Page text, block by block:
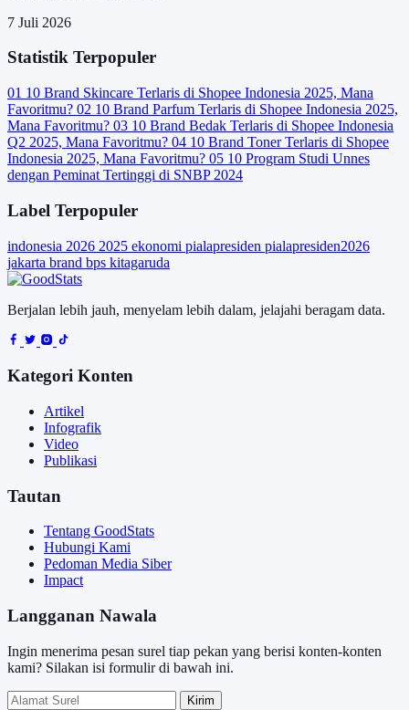
7 Juli 2026
Statistik Terpopuler
01 10 Brand Skincare Terlaris di Shopee Indonesia 2025, Mana
Favoritmu? 02 10 Brand Parfum Terlaris di Shopee Indonesia 2025,
Mana Favoritmu? 03 10 Brand Bedak Terlaris di Shopee Indonesia
Q2 2025, Mana Favoritmu? 04 10 Brand Toner Terlaris di Shopee
Indonesia 2025, Mana Favoritmu? 05 10 Program Studi Unnes
dengan Peminat Tertinggi di SNBP 2024
Label Terpopuler
indonesia 2026 2025 ekonomi pialapresiden pialapresiden2026
jakarta brand bps kitagaruda
Berjalan lebih jauh, menyelam lebih dalam, jelajahi beragam data.
Kategori Konten
Artikel
Infografik
Video
Publikasi
Tautan
Tentang GoodStats
Hubungi Kami
Pedoman Media Siber
Impact
Langganan Nawala
Ingin menerima pesan surel tiap pekan yang berisi konten-konten
kami? Silakan isi formulir di bawah ini.
Kirim